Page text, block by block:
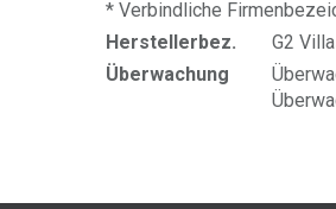
* Verbindliche
Herstellerbez.
G2
Überwachung